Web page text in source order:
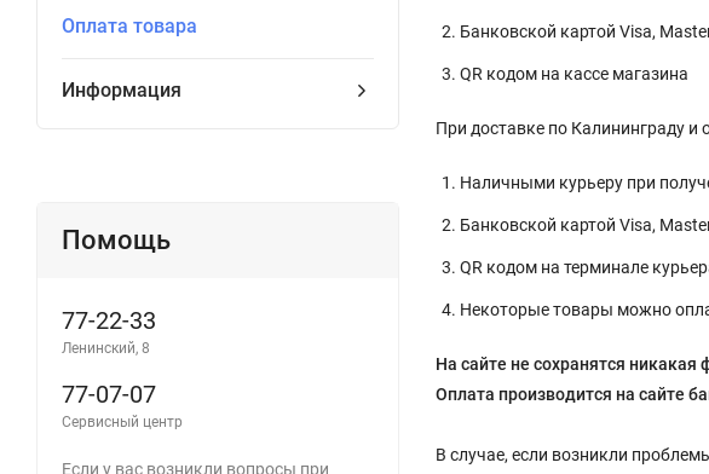
Оплата товара
Информация
Помощь
77-22-33
Ленинский, 8
77-07-07
Сервисный центр
Если у вас возникли вопросы при
Банковской картой Visa,
QR кодом на кассе магазина
При доставке по Калининграду и
Наличными курьеру при
Банковской картой Visa,
QR кодом на терминале
Некоторые товары можно
На сайте не сохранятся никакая
Оплата производится на сайте
В случае, если возникли